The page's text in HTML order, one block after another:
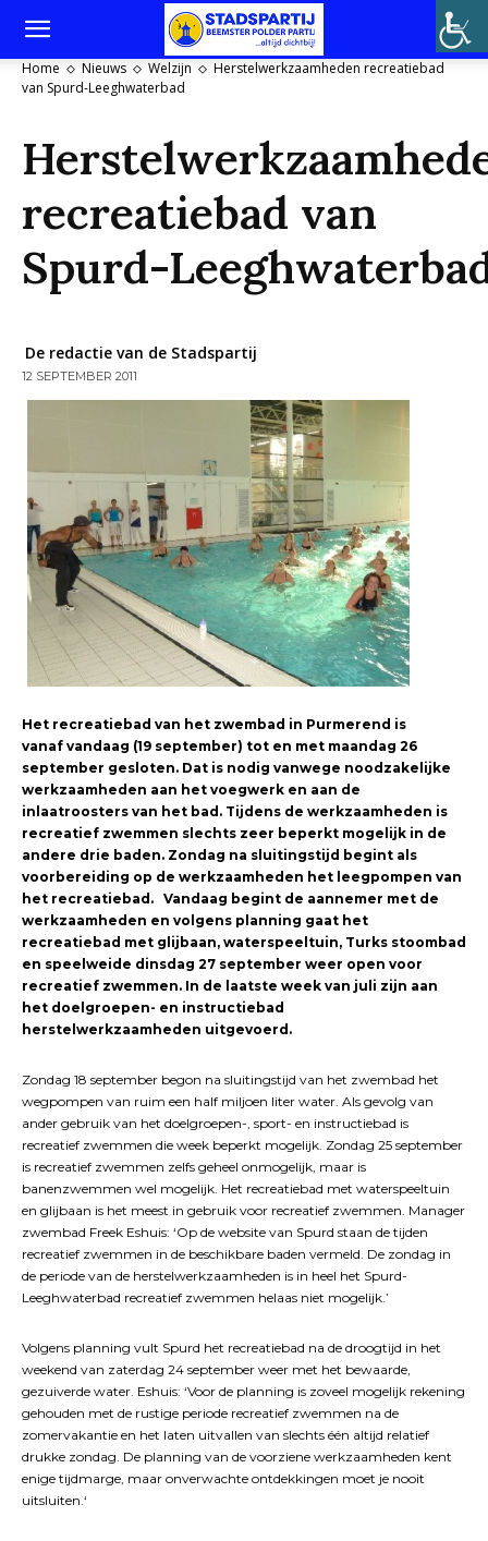
Home Nieuws Welzijn
Herstelwerkzaamheden recreatiebad
van Spurd-Leeghwaterbad
recreatiebad van
Spurd-
De redactie van de Stadspartij
12 SEPTEMBER 2011
Het recreatiebad van het zwembad in Purmerend is
vanaf vandaag (19 september) tot en met maandag 26
september gesloten. Dat is nodig vanwege noodzakelijke
werkzaamheden aan het voegwerk en aan de
inlaatroosters van het bad. Tijdens de werkzaamheden is
recreatief zwemmen slechts zeer beperkt mogelijk in de
andere drie baden. Zondag na sluitingstijd begint als
voorbereiding op de werkzaamheden het leegpompen van
het recreatiebad. Vandaag begint de aannemer met de
werkzaamheden en volgens planning gaat het
recreatiebad met glijbaan, waterspeeltuin, Turks stoombad
en speelweide dinsdag 27 september weer open voor
recreatief zwemmen. In de laatste week van juli zijn aan
het doelgroepen- en instructiebad
herstelwerkzaamheden uitgevoerd.
Zondag 18 september begon na sluitingstijd van het zwembad het
wegpompen van ruim een half miljoen liter water. Als gevolg van
ander gebruik van het doelgroepen-, sport- en instructiebad is
recreatief zwemmen die week beperkt mogelijk. Zondag 25 september
is recreatief zwemmen zelfs geheel onmogelijk, maar is
banenzwemmen wel mogelijk. Het recreatiebad met waterspeeltuin
en glijbaan is het meest in gebruik voor recreatief zwemmen. Manager
zwembad Freek Eshuis: ‘Op de website van Spurd staan de tijden
recreatief zwemmen in de beschikbare baden vermeld. De zondag in
de periode van de herstelwerkzaamheden is in heel het Spurd-
Leeghwaterbad recreatief zwemmen helaas niet mogelijk.’
Volgens planning vult Spurd het recreatiebad na de droogtijd in het
weekend van zaterdag 24 september weer met het bewaarde,
gezuiverde water. Eshuis: ‘Voor de planning is zoveel mogelijk rekening
gehouden met de rustige periode recreatief zwemmen na de
zomervakantie en het laten uitvallen van slechts één altijd relatief
drukke zondag. De planning van de voorziene werkzaamheden kent
enige tijdmarge, maar onverwachte ontdekkingen moet je nooit
uitsluiten.‘